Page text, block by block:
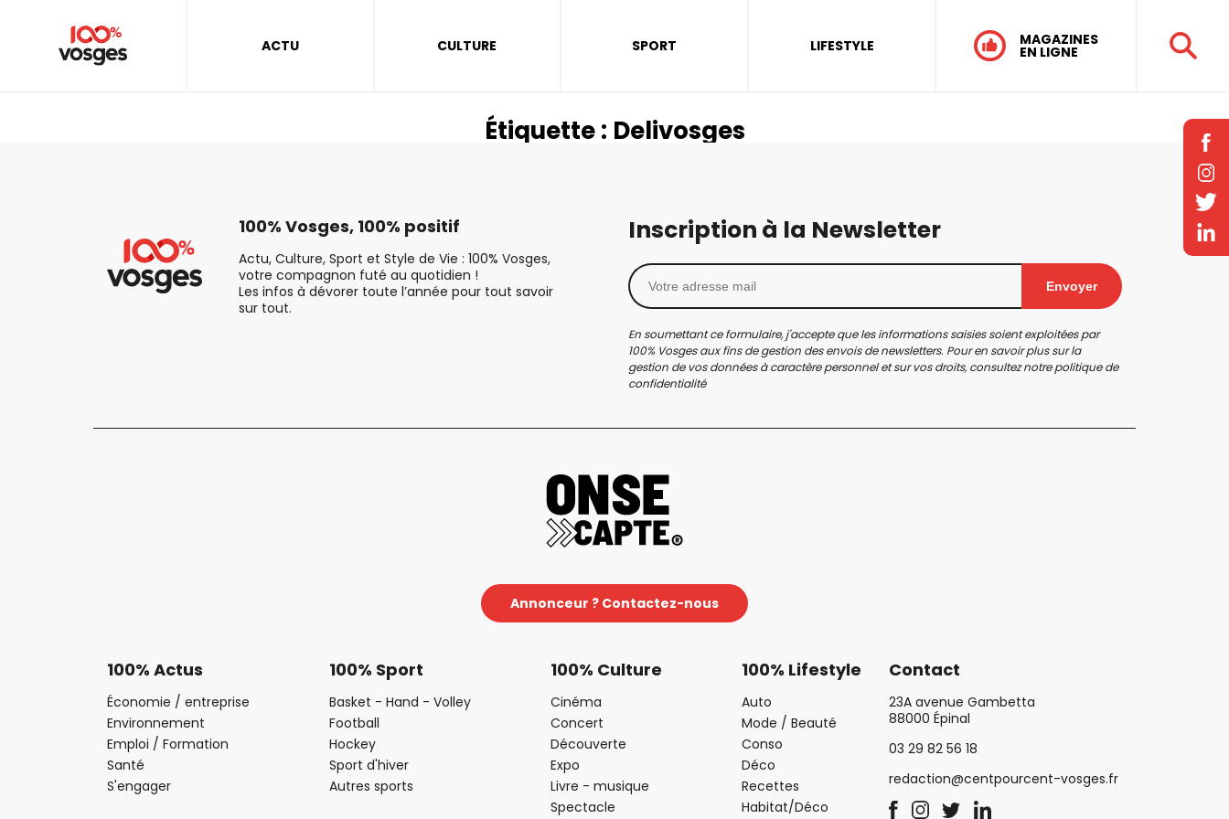
ACTU CULTURE SPORT LIFESTYLE MAGAZINES
EN LIGNE
Étiquette : Delivosges
100% Vosges, 100% positif
Actu, Culture, Sport et Style de Vie : 100% Vosges,
votre compagnon futé au quotidien !
Les infos à dévorer toute l’année pour tout savoir
sur tout.
Inscription à la Newsletter
Envoyer
En soumettant ce formulaire, j'accepte que les informations saisies soient exploitées par
100% Vosges aux fins de gestion des envois de newsletters. Pour en savoir plus sur la
gestion de vos données à caractère personnel et sur vos droits, consultez notrepolitique de
confidentialité
Annonceur ? Contactez-nous
100% Actus
Économie / entreprise
Environnement
Emploi / Formation
Santé
S'engager
100% Sport
Basket - Hand - Volley
Football
Hockey
Sport d'hiver
Autres sports
100% Culture
Cinéma
Concert
Découverte
Expo
Livre - musique
Spectacle
100% Lifestyle
Auto
Mode / Beauté
Conso
Déco
Recettes
Habitat/Déco
Contact
23A avenue Gambetta
88000 Épinal
03 29 82 56 18
redaction@centpourcent-vosges.fr